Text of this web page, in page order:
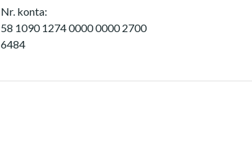
Nr. konta:
58 1090 1274 0000 0000 2700
6484